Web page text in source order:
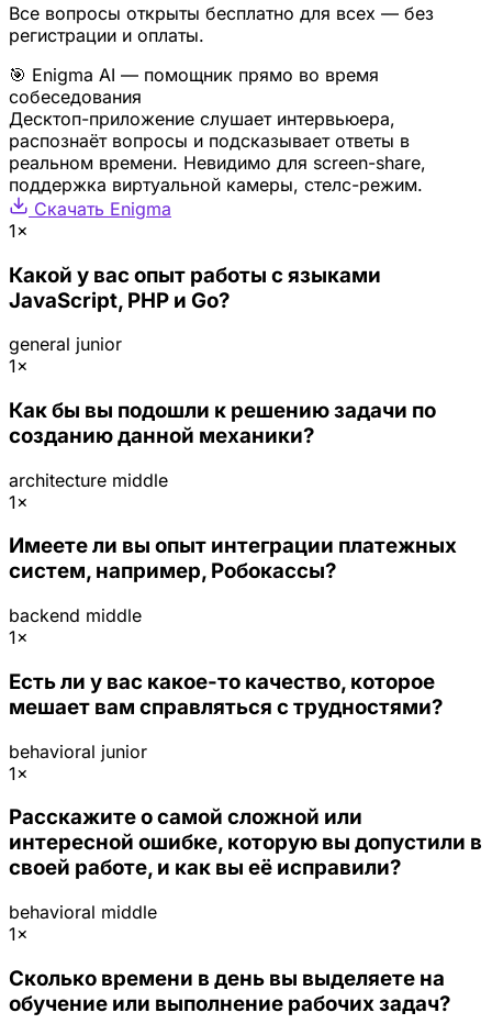
Все вопросы открыты бесплатно для всех — без
регистрации и оплаты.
🎯 Enigma AI — помощник прямо во время
собеседования
Десктоп-приложение слушает интервьюера,
распознаёт вопросы и подсказывает ответы в
реальном времени. Невидимо для screen-share,
поддержка виртуальной камеры, стелс-режим.
Скачать Enigma
1×
Какой у вас опыт работы с языками
JavaScript, PHP и Go?
general junior
1×
Как бы вы подошли к решению задачи по
созданию данной механики?
architecture middle
1×
Имеете ли вы опыт интеграции платежных
систем, например, Робокассы?
backend middle
1×
Есть ли у вас какое-то качество, которое
мешает вам справляться с трудностями?
behavioral junior
1×
Расскажите о самой сложной или
интересной ошибке, которую вы допустили в
своей работе, и как вы её исправили?
behavioral middle
1×
Сколько времени в день вы выделяете на
обучение или выполнение рабочих задач?